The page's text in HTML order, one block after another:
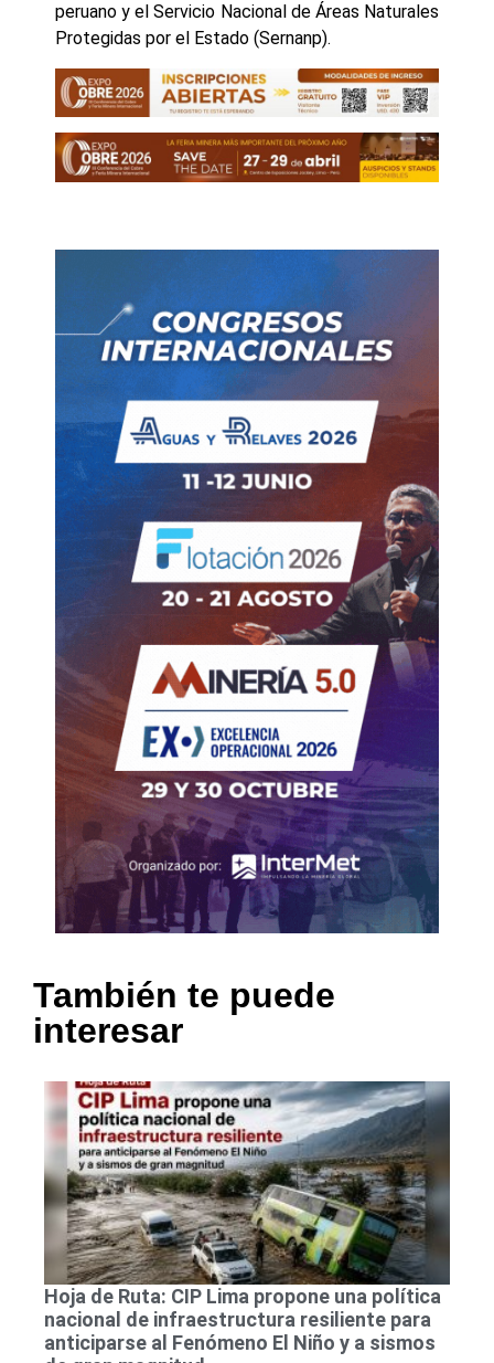
peruano y el Servicio Nacional de Áreas Naturales
Protegidas por el Estado (Sernanp).
También te puede
interesar
Hoja de Ruta: CIP Lima propone una política
nacional de infraestructura resiliente para
anticiparse al Fenómeno El Niño y a sismos